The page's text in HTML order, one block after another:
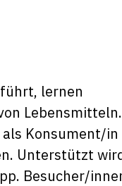
lernen
Konsument/in
Unterstützt
Besucher/